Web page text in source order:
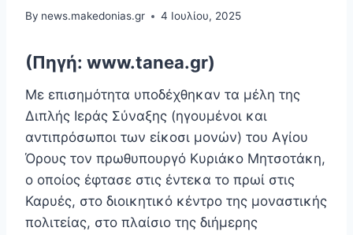
By news.makedonias.gr 4 Ιουλίου, 2025
(Πηγή: www.tanea.gr)
Με επισημότητα υποδέχθηκαν τα μέλη της
Διπλής Ιεράς Σύναξης (ηγουμένοι και
αντιπρόσωποι των είκοσι μονών) του Αγίου
Όρους τον πρωθυπουργό Κυριάκο Μητσοτάκη,
ο οποίος έφτασε στις έντεκα το πρωί στις
Καρυές, στο διοικητικό κέντρο της μοναστικής
πολιτείας, στο πλαίσιο της διήμερης